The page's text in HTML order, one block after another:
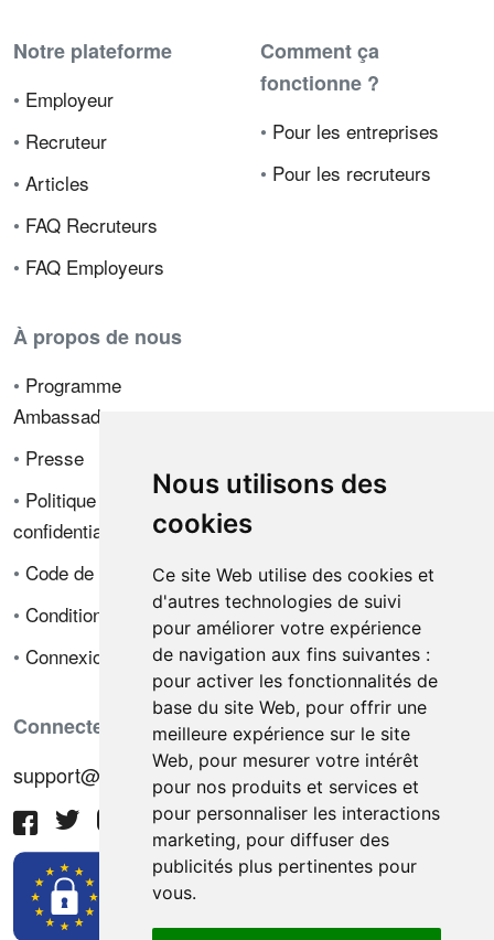
Nous utilisons des
cookies
Ce site Web utilise des cookies et
d'autres technologies de suivi
pour améliorer votre expérience
de navigation aux fins suivantes :
pour activer les fonctionnalités de
base du site Web, pour offrir une
meilleure expérience sur le site
Web, pour mesurer votre intérêt
pour nos produits et services et
pour personnaliser les interactions
marketing, pour diffuser des
publicités plus pertinentes pour
vous.
Notre plateforme
• Employeur
• Recruteur
• Articles
• FAQ Recruteurs
• FAQ Employeurs
Comment ça
fonctionne ?
• Pour les entreprises
• Pour les recruteurs
À propos de nous
• Programme
Ambassadeur
• Presse
• Politique de
confidentialité
• Code de déontologie
• Conditions de vente
• Connexion
Connectez-vous avec nous
support@hiringnotes.com